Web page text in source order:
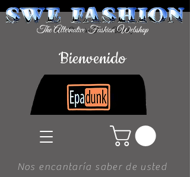
Nos encantaría saber de usted
Bienvenido